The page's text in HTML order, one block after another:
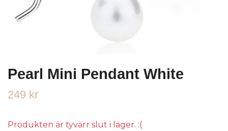
Pearl Mini Pendant White
249 kr
Produkten är tyvärr slut i lager. :(